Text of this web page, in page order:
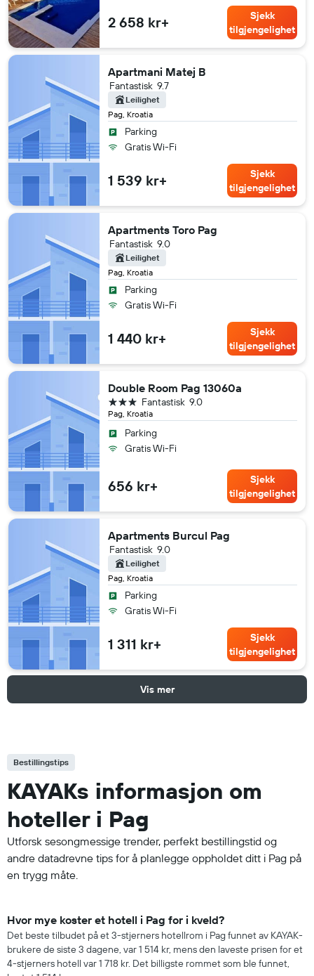
2 658 kr+
Sjekk
tilgjengelighet
Apartmani Matej B
Pag, Kroatia
9.7
Fantastisk
Leilighet
Parking
Gratis Wi-Fi
1 539 kr+
Sjekk
tilgjengelighet
Apartments Toro Pag
Pag, Kroatia
9.0
Fantastisk
Leilighet
Parking
Gratis Wi-Fi
1 440 kr+
Sjekk
tilgjengelighet
Double Room Pag 13060a
Pag, Kroatia
9.0
Fantastisk
3 stjerner
Parking
Gratis Wi-Fi
656 kr+
Sjekk
tilgjengelighet
Apartments Burcul Pag
Pag, Kroatia
9.0
Fantastisk
Leilighet
Parking
Gratis Wi-Fi
1 311 kr+
Sjekk
tilgjengelighet
Vis mer
Bestillingstips
KAYAKs informasjon om
hoteller i Pag
Utforsk sesongmessige trender, perfekt bestillingstid og
andre datadrevne tips for å planlegge oppholdet ditt i Pag på
en trygg måte.
Hvor mye koster et hotell i Pag for i kveld?
Det beste tilbudet på et 3-stjerners hotellrom i Pag funnet av KAYAK-
brukere de siste 3 dagene, var 1 514 kr, mens den laveste prisen for et
4-stjerners hotell var 1 718 kr. Det billigste rommet som ble funnet,